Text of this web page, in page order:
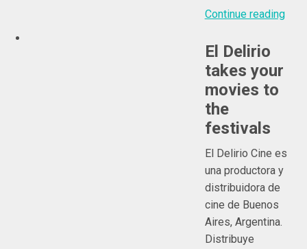
Continue reading
El Delirio
takes your
movies to
the
festivals
El Delirio Cine es
una productora y
distribuidora de
cine de Buenos
Aires, Argentina.
Distribuye